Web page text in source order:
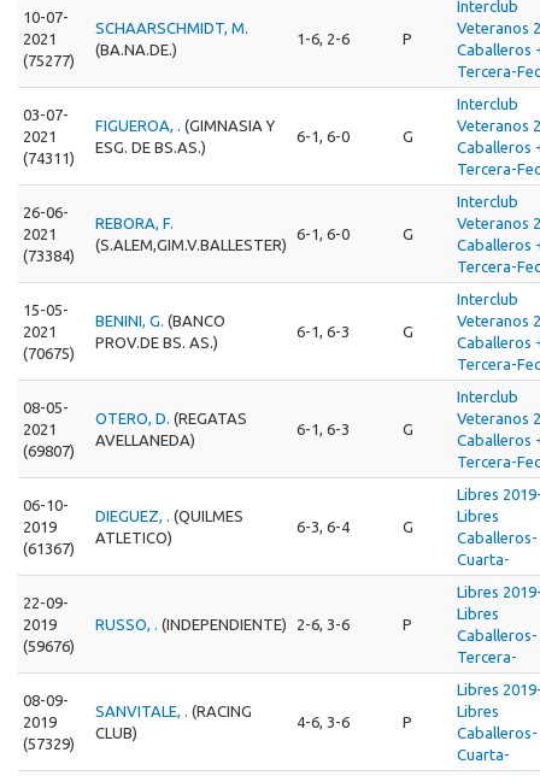
10-07-
2021
(75277)
SCHAARSCHMIDT, M.
(BA.NA.DE.)
1-6, 2-6 P
Interclub
Veteranos
Caballeros
Tercera-
03-07-
2021
(74311)
FIGUEROA, . (GIMNASIA Y
ESG. DE BS.AS.)
6-1, 6-0 G
Interclub
Veteranos
Caballeros
Tercera-
26-06-
2021
(73384)
REBORA, F.
(S.ALEM,GIM.V.BALLESTER)
6-1, 6-0 G
Interclub
Veteranos
Caballeros
Tercera-
15-05-
2021
(70675)
BENINI, G. (BANCO
PROV.DE BS. AS.)
6-1, 6-3 G
Interclub
Veteranos
Caballeros
Tercera-
08-05-
2021
(69807)
OTERO, D. (REGATAS
AVELLANEDA)
6-1, 6-3 G
Interclub
Veteranos
Caballeros
Tercera-
06-10-
2019
(61367)
DIEGUEZ, . (QUILMES
ATLETICO)
6-3, 6-4 G
Libres
Libres
Caballeros-
Cuarta-
22-09-
2019
(59676)
RUSSO, . (INDEPENDIENTE) 2-6, 3-6 P
Libres
Libres
Caballeros-
Tercera-
08-09-
2019
(57329)
SANVITALE, . (RACING
CLUB)
4-6, 3-6 P
Libres
Libres
Caballeros-
Cuarta-